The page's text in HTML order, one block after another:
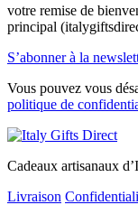
votre remise de
principal
S’abonner à la
Vous pouvez vous
politique de
Cadeaux artisanaux
Livraison